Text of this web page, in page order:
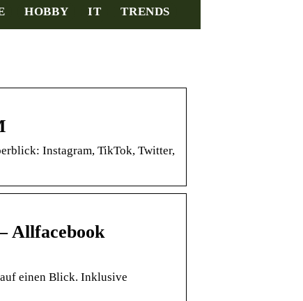
HOBBY IT TRENDS
Instagram, TikTok, Twitter,
Allfacebook
einen Blick. Inklusive